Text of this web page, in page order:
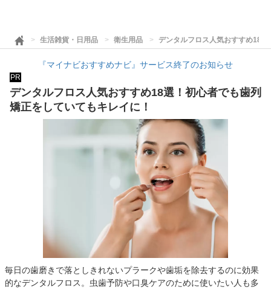
生活雑貨・日用品 衛生用品 デンタルフロス人気おすすめ18
『マイナビおすすめナビ』サービス終了のお知らせ
PR
デンタルフロス人気おすすめ18選！初心者でも歯列
矯正をしていてもキレイに！
毎日の歯磨きで落としきれないプラークや歯垢を除去するのに効果
的なデンタルフロス。虫歯予防や口臭ケアのために使いたい人も多